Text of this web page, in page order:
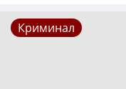
Криминал